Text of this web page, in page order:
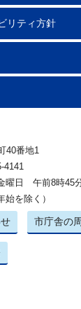
リティ方針
40番地1
4141
曜日 午前8時45
を除く）
市庁舎の